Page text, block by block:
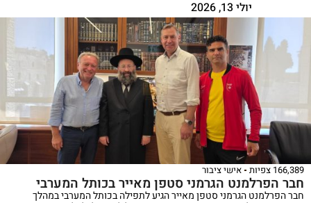
יולי 13, 2026
166,389 צפיות אישי ציבור
חבר הפרלמנט הגרמני סטפן מאייר בכותל המערבי
חבר הפרלמנט הגרמני סטפן מאייר הגיע לתפילה בכותל המערבי במהלך